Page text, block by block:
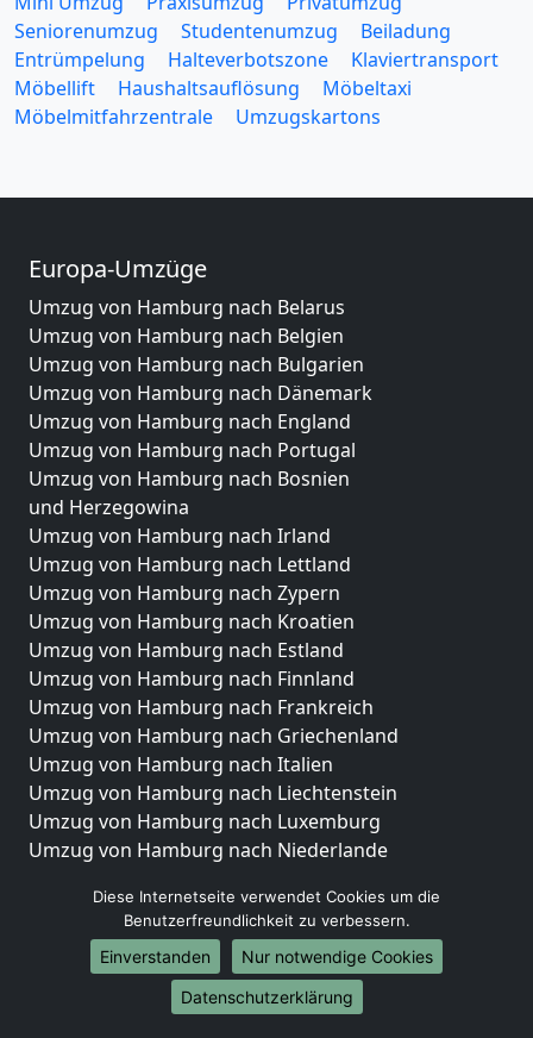
Seniorenumzug
Studentenumzug
Beiladung
Entrümpelung
Halteverbotszone
Klaviertransport
Möbellift
Haushaltsauflösung
Möbeltaxi
Möbelmitfahrzentrale
Umzugskartons
Europa-Umzüge
Umzug von Hamburg nach Belarus
Umzug von Hamburg nach Belgien
Umzug von Hamburg nach Bulgarien
Umzug von Hamburg nach Dänemark
Umzug von Hamburg nach England
Umzug von Hamburg nach Portugal
Umzug von Hamburg nach Bosnien
und Herzegowina
Umzug von Hamburg nach Irland
Umzug von Hamburg nach Lettland
Umzug von Hamburg nach Zypern
Umzug von Hamburg nach Kroatien
Umzug von Hamburg nach Estland
Umzug von Hamburg nach Finnland
Umzug von Hamburg nach Frankreich
Umzug von Hamburg nach Griechenland
Umzug von Hamburg nach Italien
Umzug von Hamburg nach Liechtenstein
Umzug von Hamburg nach Luxemburg
Umzug von Hamburg nach Niederlande
Umzüge-Deutschlandweit
Umzug von Hamburg nach Berlin
Umzug von Hamburg nach Hamburg
Umzug von Hamburg nach München
Diese Internetseite verwendet Cookies um die
Benutzerfreundlichkeit zu verbessern.
Einverstanden
Nur notwendige Cookies
Datenschutzerklärung